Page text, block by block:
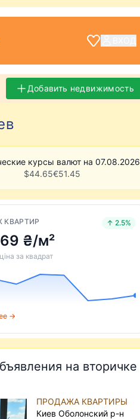
Добавить недвижимость
курсы валют на 07.08.2026
$44.65€51.45
КВАРТИР ↑ 2.5%
₴/м²
за квадрат
→
на вторичке
ПРОДАЖА КВАРТИРЫ
Киев Оболонский р-н